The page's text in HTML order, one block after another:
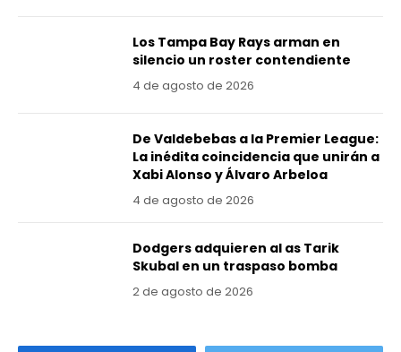
Los Tampa Bay Rays arman en
silencio un roster contendiente
4 de agosto de 2026
De Valdebebas a la Premier League:
La inédita coincidencia que unirán a
Xabi Alonso y Álvaro Arbeloa
4 de agosto de 2026
Dodgers adquieren al as Tarik
Skubal en un traspaso bomba
2 de agosto de 2026